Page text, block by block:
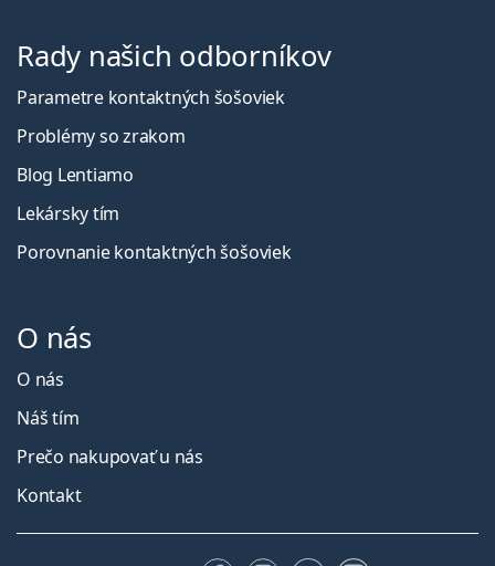
Rady našich odborníkov
Parametre kontaktných šošoviek
Problémy so zrakom
Blog Lentiamo
Lekársky tím
Porovnanie kontaktných šošoviek
O nás
O nás
Náš tím
Prečo nakupovať u nás
Kontakt